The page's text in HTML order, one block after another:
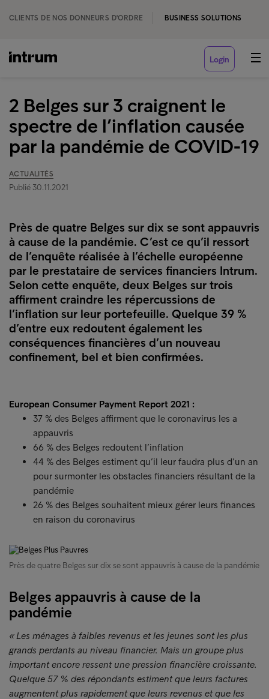
CLIENTS DE NOS DONNEURS D'ORDRE BUSINESS SOLUTIONS
Login
2 Belges sur 3 craignent le
spectre de l’inflation causée
par la pandémie de COVID-19
ACTUALITÉS
Publié 30.11.2021
Près de quatre Belges sur dix se sont appauvris
à cause de la pandémie. C’est ce qu’il ressort
de l’enquête réalisée à l’échelle européenne
par le prestataire de services financiers Intrum.
Selon cette enquête, deux Belges sur trois
affirment craindre les répercussions de
l’inflation sur leur portefeuille. Quelque 39 %
d’entre eux redoutent également les
conséquences financières d’un nouveau
confinement, bel et bien confirmées.
European Consumer Payment Report 2021 :
37 % des Belges affirment que le coronavirus les a
appauvris
66 % des Belges redoutent l’inflation
44 % des Belges estiment qu’il leur faudra plus d’un an
pour surmonter les obstacles financiers résultant de la
pandémie
26 % des Belges souhaitent mieux gérer leurs finances
en raison du coronavirus
Près de quatre Belges sur dix se sont appauvris à cause de la pandémie
Belges appauvris à cause de la
pandémie
« Les ménages à faibles revenus et les jeunes sont les plus
grands perdants au niveau financier. Mais un groupe plus
important encore ressent une pression financière croissante.
Quelque 57 % des répondants estiment que leurs factures
augmentent plus rapidement que leurs revenus et que les